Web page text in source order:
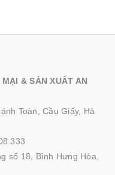
& SẢN XUẤT AN
Toàn, Cầu Giấy, Hà
số 18, Bình Hưng Hòa,